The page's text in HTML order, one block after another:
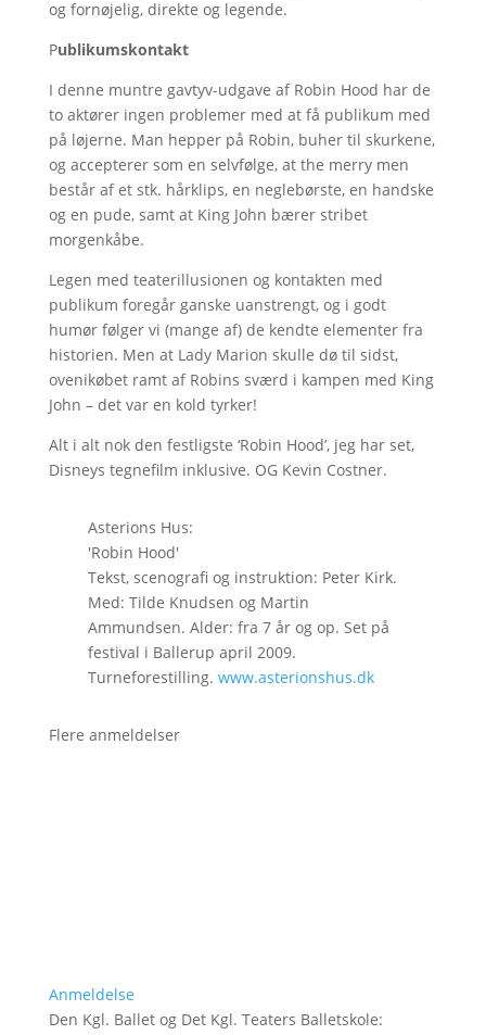
og fornøjelig, direkte og legende.
Publikumskontakt
I denne muntre gavtyv-udgave af Robin Hood har de
to aktører ingen problemer med at få publikum med
på løjerne. Man hepper på Robin, buher til skurkene,
og accepterer som en selvfølge, at the merry men
består af et stk. hårklips, en neglebørste, en handske
og en pude, samt at King John bærer stribet
morgenkåbe.
Legen med teaterillusionen og kontakten med
publikum foregår ganske uanstrengt, og i godt
humør følger vi (mange af) de kendte elementer fra
historien. Men at Lady Marion skulle dø til sidst,
ovenikøbet ramt af Robins sværd i kampen med King
John – det var en kold tyrker!
Alt i alt nok den festligste ‘Robin Hood’, jeg har set,
Disneys tegnefilm inklusive. OG Kevin Costner.
Asterions Hus:
'Robin Hood'
Tekst, scenografi og instruktion: Peter Kirk.
Med: Tilde Knudsen og Martin
Ammundsen. Alder: fra 7 år og op. Set på
festival i Ballerup april 2009.
Turneforestilling. www.asterionshus.dk
Flere anmeldelser
Anmeldelse
Den Kgl. Ballet og Det Kgl. Teaters Balletskole: